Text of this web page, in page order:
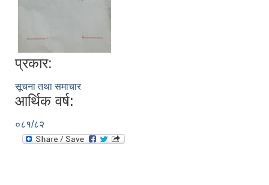
प्रकार:
सूचना तथा समाचार
आर्थिक वर्ष:
०८१/८२